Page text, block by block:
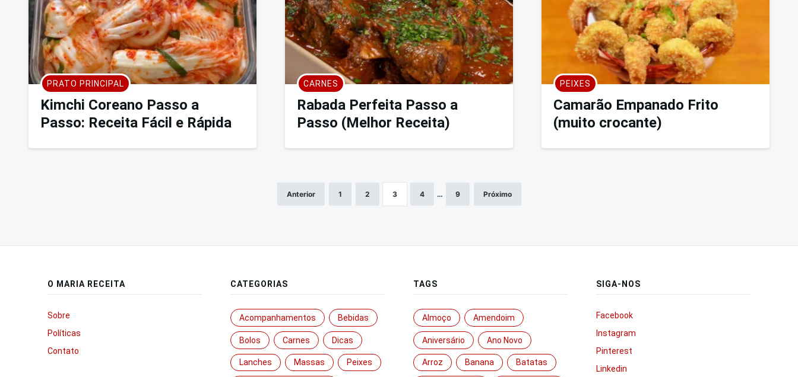
PRATO PRINCIPAL
Kimchi Coreano Passo a
Passo: Receita Fácil e Rápida
CARNES
Rabada Perfeita Passo a
Passo (Melhor Receita)
PEIXES
Camarão Empanado Frito
(muito crocante)
Anterior 1 2 3 4 … 9 Próximo
O MARIA RECEITA
Sobre
Políticas
Contato
CATEGORIAS
Acompanhamentos Bebidas
Bolos Carnes Dicas
Lanches Massas Peixes
TAGS
Almoço Amendoim
Aniversário Ano Novo
Arroz Banana Batatas
SIGA-NOS
Facebook
Instagram
Pinterest
Linkedin